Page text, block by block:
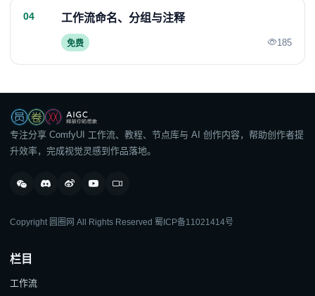
04 工作流命名、分组与注释
免费 185
专注分享 ComfyUI 工作流、教程、节点库与 AI 创作内容，帮助创作者提
升效率，完成视觉灵感到作品落地。
Copyright 圆圈网 All Rights Reserved 蜀ICP备11021414号
栏目
工作流